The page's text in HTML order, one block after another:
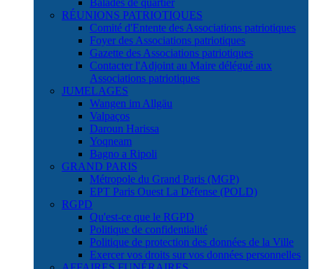
Balades de quartier
RÉUNIONS PATRIOTIQUES
Comité d'Entente des Associations patriotiques
Foyer des Associations patriotiques
Gazette des Associations patriotiques
Contacter l'Adjoint au Maire délégué aux
Associations patriotiques
JUMELAGES
Wangen im Allgäu
Valpaços
Daroun Harissa
Yoqneam
Bagno a Ripoli
GRAND PARIS
Métropole du Grand Paris (MGP)
EPT Paris Ouest La Défense (POLD)
RGPD
Qu'est-ce que le RGPD
Politique de confidentialité
Politique de protection des données de la Ville
Exercer vos droits sur vos données personnelles